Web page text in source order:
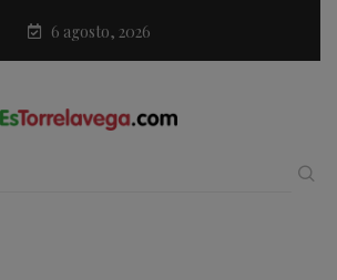
6 agosto, 2026